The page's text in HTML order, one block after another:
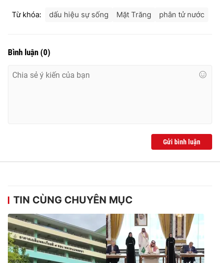
Từ khóa: dấu hiệu sự sống Mặt Trăng phân tử nước
Bình luận (0)
Gửi bình luận
TIN CÙNG CHUYÊN MỤC